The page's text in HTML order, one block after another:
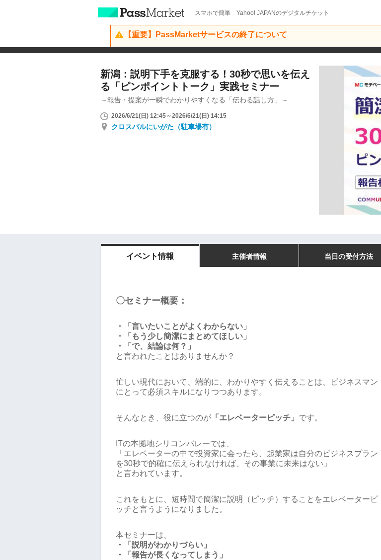
スマホで簡単 Yahoo! JAPANのデジタルチケット
【重要】PassMarketサービスの終了について
新潟：説明下手を克服する！30秒で思いを伝え
る「ピンポイントトーク」実践セミナー
～報告・提案が一瞬でわかりやすくなる「伝わる話し方」～
2026/6/21(日) 12:45～2026/6/21(日) 14:15
クロスパルにいがた（駐車場有）
イベント情報 主催者情報 当日の受付方法
〇セミナー概要：
・「言いたいことがよくわからない」
・「もう少し簡潔にまとめてほしい」
・「で、結論は何？」
と言われたことはありませんか？
忙しい現代において、端的に、わかりやすく伝えることは、ビジネスマン
にとって必須スキルになりつつあります。
そんなとき、役に立つのが 「エレベーターピッチ」 です。
ITの本拠地シリコンバレーでは、
「エレベーターの中で投資家に会ったら、起業家は自分のビジネスプラン
を30秒で的確に伝えられなければ、その事業に未来はない」
と言われています。
これをもとに、短時間で簡潔に説明（ピッチ）することをエレベーターピ
ッチと言うようになりました。
本セミナーは、
・「説明がわかりづらい」
・「報告が長くなってしまう」